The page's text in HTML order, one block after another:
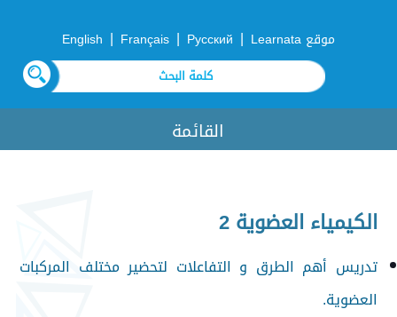
موقع Learnata |
Русский
|
Français
|
English
القائمة
الكيمياء العضوية 2
تدريس أهم الطرق و التفاعلات لتحضير مختلف المركبات
العضوية.